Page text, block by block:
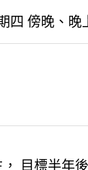
四 傍晚、晚
目標半年